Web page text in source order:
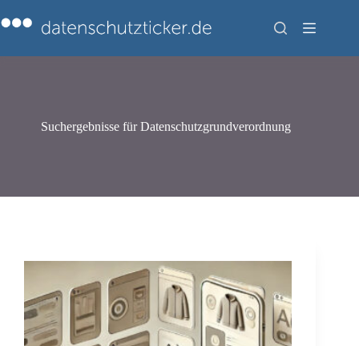
Inhalt
springen
Suchergebnisse für Datenschutzgrundverordnung